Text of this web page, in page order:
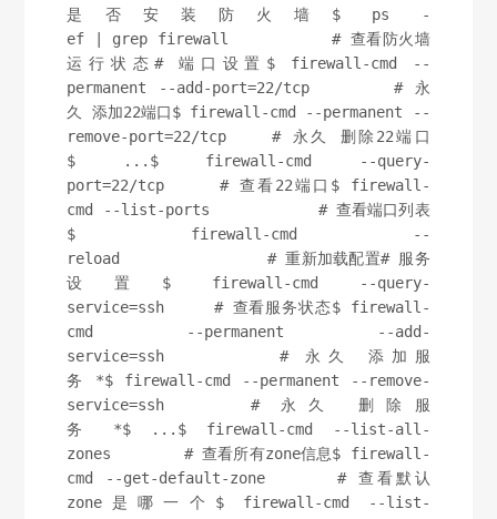
是否安装防火墙$ ps -
ef | grep firewall           # 查看防火墙
运行状态# 端口设置$ firewall-cmd --
permanent --add-port=22/tcp       # 永
久 添加22端口$ firewall-cmd --permanent --
remove-port=22/tcp    # 永久 删除22端口
$ ...$ firewall-cmd --query-
port=22/tcp     # 查看22端口$ firewall-
cmd --list-ports            # 查看端口列表
$ firewall-cmd --
reload                # 重新加载配置# 服务
设置$ firewall-cmd --query-
service=ssh     # 查看服务状态$ firewall-
cmd --permanent --add-
service=ssh       # 永久 添加服
务 *$ firewall-cmd --permanent --remove-
service=ssh    # 永久 删除服
务 *$ ...$ firewall-cmd --list-all-
zones        # 查看所有zone信息$ firewall-
cmd --get-default-zone      # 查看默认
zone是哪一个$ firewall-cmd --list-